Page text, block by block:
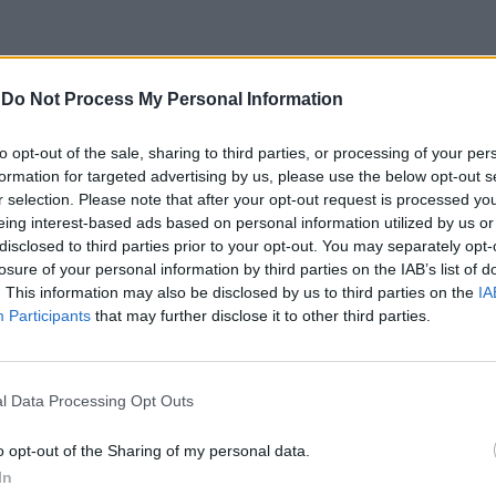
Do Not Process My Personal Information
opt-out of the sale, sharing to third parties, or processing of your
for targeted advertising by us, please use the below opt-out
selection. Please note that after your opt-out request is processed
interest-based ads based on personal information utilized by us
to third parties prior to your opt-out. You may separately
of your personal information by third parties on the IAB’s list of
This information may also be disclosed by us to third parties on the
Participants that may further disclose it to other third parties.
Data Processing Opt Outs
opt-out of the Sharing of my personal data.
lo spazio offre un'esperienza immersiva e
su misura per far scoprire ai clienti la
La nascita dello showroom si deve
con il Gruppo BARCHETTI, guidato da Ivo
solida realtà automotive italiana
un secolo che oggi conta 16 marchi e
sul territorio.
I 25 anni di Nissan More